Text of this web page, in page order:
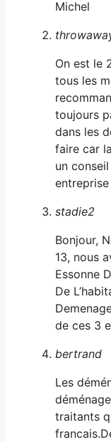
Michel
On est le
tous les
toujours
dans les
faire car
un
stadie2
Bonjour,
13, nous
Essonne
De
de ces 3
bertrand
Les
traitants